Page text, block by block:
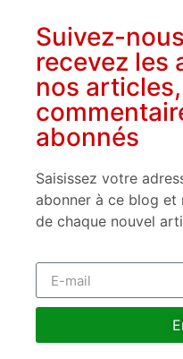
Suivez-
recevez les
nos
abonnés
Saisissez votre
abonner à ce blog
de chaque nouvel